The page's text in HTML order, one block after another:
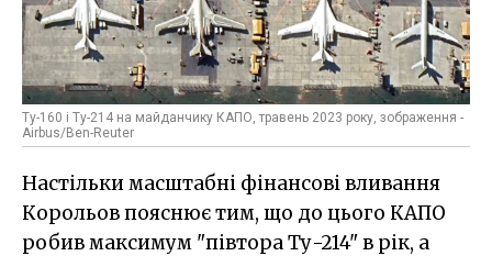
Ту-160 і Ту-214 на майданчику КАПО, травень 2023 року, зображення -
Airbus/Ben-Reuter
Настільки масштабні фінансові вливання
Корольов пояснює тим, що до цього КАПО
робив максимум "півтора Ту-214" в рік, а